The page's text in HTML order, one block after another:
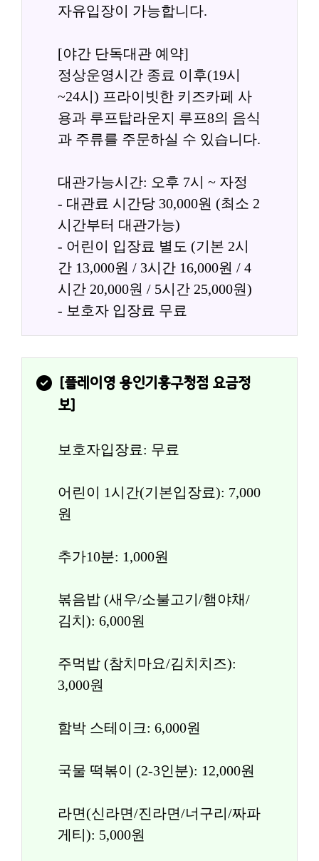
자유입장이 가능합니다.
[야간 단독대관 예약]
정상운영시간 종료 이후(19시
~24시) 프라이빗한 키즈카페 사
용과 루프탑라운지 루프8의 음식
과 주류를 주문하실 수 있습니다.
대관가능시간: 오후 7시 ~ 자정
- 대관료 시간당 30,000원 (최소 2
시간부터 대관가능)
- 어린이 입장료 별도 (기본 2시
간 13,000원 / 3시간 16,000원 / 4
시간 20,000원 / 5시간 25,000원)
- 보호자 입장료 무료
[플레이영 용인기흥구청점 요금정
보]
보호자입장료: 무료
어린이 1시간(기본입장료): 7,000
원
추가10분: 1,000원
볶음밥 (새우/소불고기/햄야채/
김치): 6,000원
주먹밥 (참치마요/김치치즈):
3,000원
함박 스테이크: 6,000원
국물 떡볶이 (2-3인분): 12,000원
라면(신라면/진라면/너구리/짜파
게티): 5,000원